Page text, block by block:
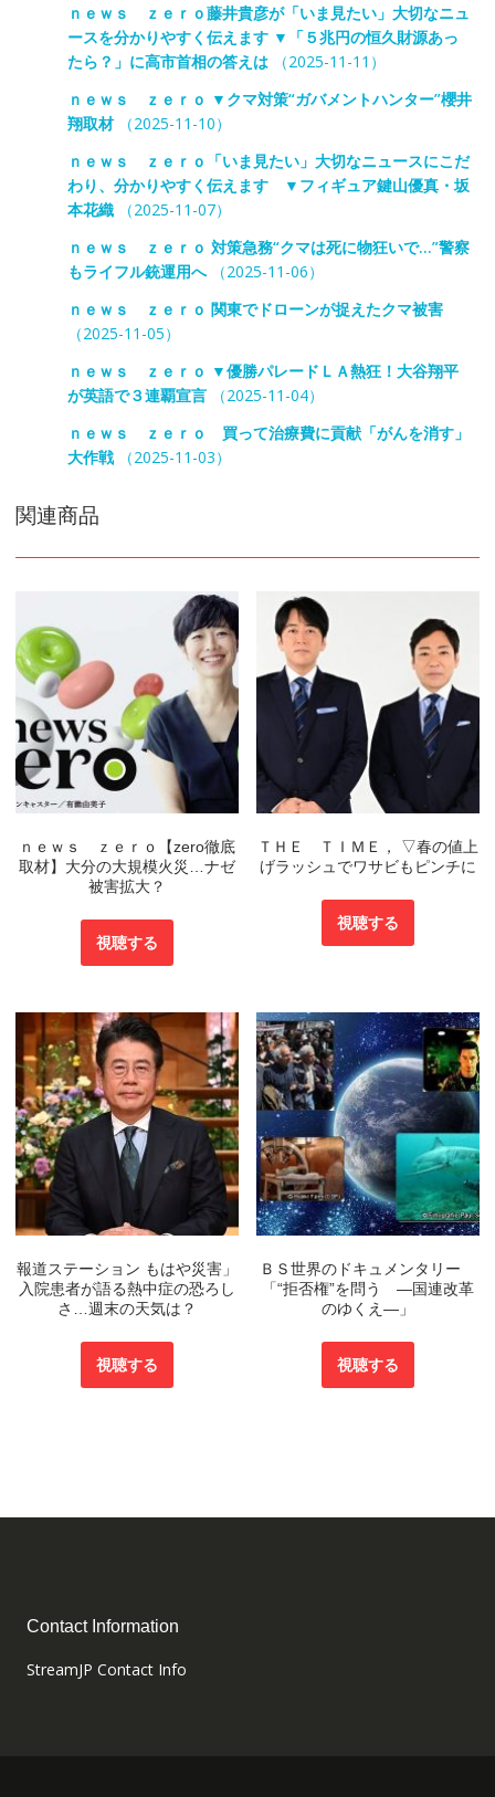
ｎｅｗｓ ｚｅｒｏ藤井貴彦が「いま見たい」大切なニュ
ースを分かりやすく伝えます ▼「５兆円の恒久財源あっ
たら？」に高市首相の答えは（2025-11-11）
ｎｅｗｓ ｚｅｒｏ ▼クマ対策“ガバメントハンター”櫻井
翔取材（2025-11-10）
ｎｅｗｓ ｚｅｒｏ「いま見たい」大切なニュースにこだ
わり、分かりやすく伝えます ▼フィギュア鍵山優真・坂
本花織（2025-11-07）
ｎｅｗｓ ｚｅｒｏ 対策急務“クマは死に物狂いで…”警察
もライフル銃運用へ（2025-11-06）
ｎｅｗｓ ｚｅｒｏ 関東でドローンが捉えたクマ被害
（2025-11-05）
ｎｅｗｓ ｚｅｒｏ ▼優勝パレードＬＡ熱狂！大谷翔平
が英語で３連覇宣言（2025-11-04）
ｎｅｗｓ ｚｅｒｏ 買って治療費に貢献「がんを消す」
大作戦（2025-11-03）
関連商品
ｎｅｗｓ ｚｅｒｏ【zero徹底
取材】大分の大規模火災…ナゼ
被害拡大？
視聴する
ＴＨＥ ＴＩＭＥ， ▽春の値上
げラッシュでワサビもピンチに
視聴する
報道ステーション もはや災害」
入院患者が語る熱中症の恐ろし
さ…週末の天気は？
視聴する
ＢＳ世界のドキュメンタリー
「“拒否権”を問う ―国連改革
のゆくえ―」
視聴する
Contact Information
StreamJP Contact Info